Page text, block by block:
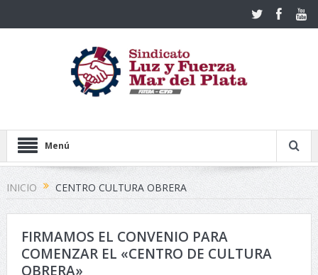
Menú
INICIO CENTRO CULTURA OBRERA
FIRMAMOS EL CONVENIO PARA
COMENZAR EL «CENTRO DE CULTURA
OBRERA»